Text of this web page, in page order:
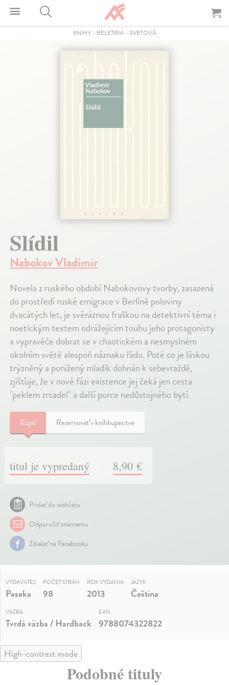
KNIHY- BELETRIA- SVETOVÁ
Slídil
Nabokov Vladimir
Novela z ruského období Nabokovovy tvorby, zasazená
do prostředí ruské emigrace v Berlíně poloviny
dvacátých let, je svéráznou fraškou na detektivní téma i
noetickým textem odrážejícím touhu jeho protagonisty
a vypravěče dobrat se v chaotickém a nesmyslném
okolním světě alespoň náznaku řádu. Poté co je láskou
trýzněný a ponížený mladík dohnán k sebevraždě,
zjišťuje, že v nové fázi existence jej čeká jen cesta
"peklem zrcadel" a další porce nedůstojného bytí.
Kúpiť Rezervovať v kníhkupectve
titul je vypredaný 8,90 €
Pridať do wishlistu
Odporučiť známemu
Zdielať na Facebooku
VYDAVATEĽ
Paseka
POČET STRÁN
98
ROK VYDANIA
2013
JAZYK
Čeština
VÄZBA
Tvrdá väzba / Hardback
EAN
9788074322822
High-contrast mode
Podobné tituly